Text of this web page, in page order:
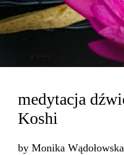
medytacja
Koshi
by Monika